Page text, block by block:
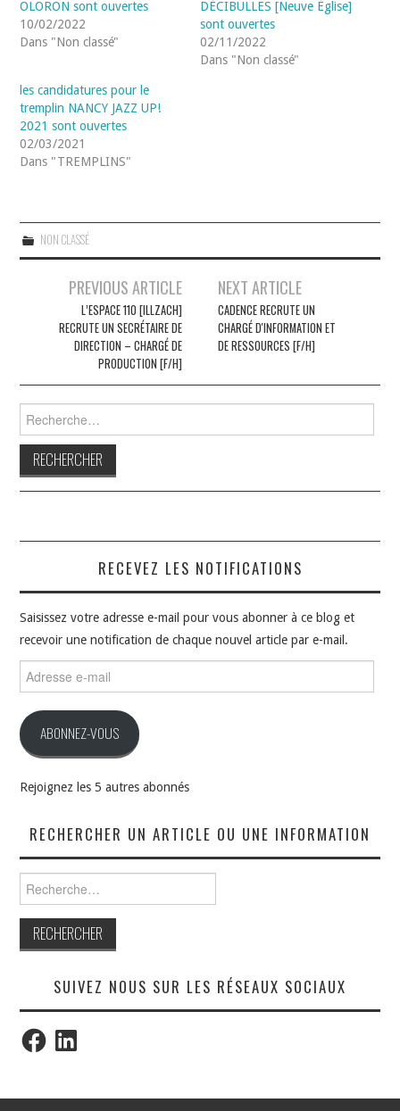
OLORON sont ouvertes
10/02/2022
Dans "Non classé"
DÉCIBULLES [Neuve Église]
sont ouvertes
02/11/2022
Dans "Non classé"
les candidatures pour le
tremplin NANCY JAZZ UP!
2021 sont ouvertes
02/03/2021
Dans "TREMPLINS"
NON CLASSÉ
Navigation
articles
PREVIOUS ARTICLE
L’ESPACE 110 [ILLZACH]
RECRUTE UN SECRÉTAIRE DE
DIRECTION – CHARGÉ DE
PRODUCTION [F/H]
NEXT ARTICLE
CADENCE RECRUTE UN
CHARGÉ D'INFORMATION ET
DE RESSOURCES [F/H]
RECEVEZ LES NOTIFICATIONS
Saisissez votre adresse e-mail pour vous abonner à ce blog et
recevoir une notification de chaque nouvel article par e-mail.
e-
ABONNEZ-VOUS
Rejoignez les 5 autres abonnés
RECHERCHER UN ARTICLE OU UNE INFORMATION
SUIVEZ NOUS SUR LES RÉSEAUX SOCIAUX
FacebookLinkedIn